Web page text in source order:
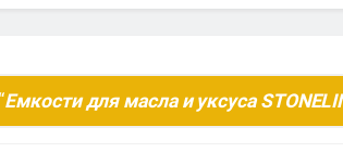
Емкости для масла и уксуса